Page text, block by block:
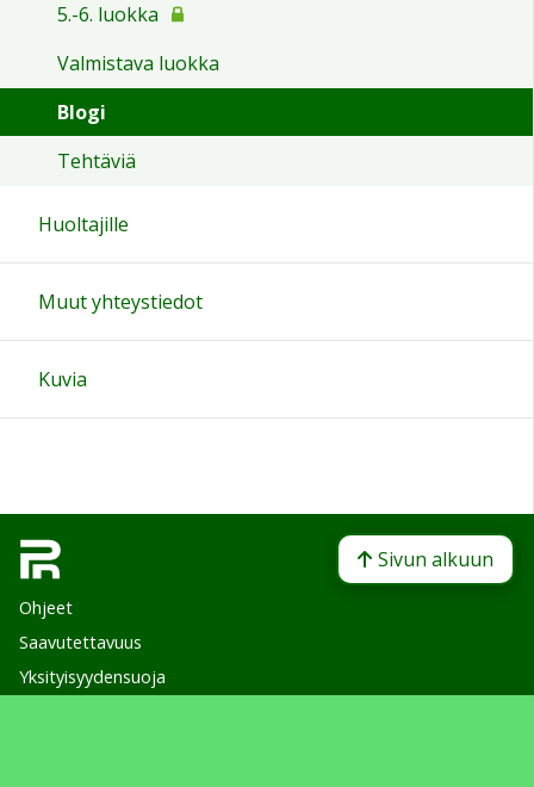
5.-6. luokka
Valmistava luokka
Blogi
Tehtäviä
Huoltajille
Muut yhteystiedot
Kuvia
Ohjeet
Saavutettavuus
Yksityisyydensuoja
Sivun alkuun